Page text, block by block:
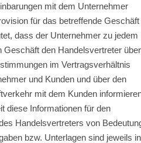
mit dem Unternehmer
für das betreffende Geschäft
dass der Unternehmer zu jedem
Geschäft den Handelsvertreter über
im Vertragsverhältnis
und Kunden und über den
mit dem Kunden
diese Informationen für den
Handelsvertreters von
bzw. Unterlagen sind jeweils in